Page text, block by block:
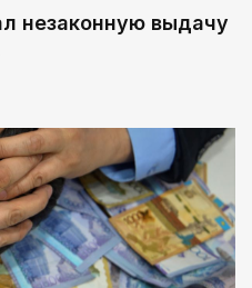
незаконную выдачу